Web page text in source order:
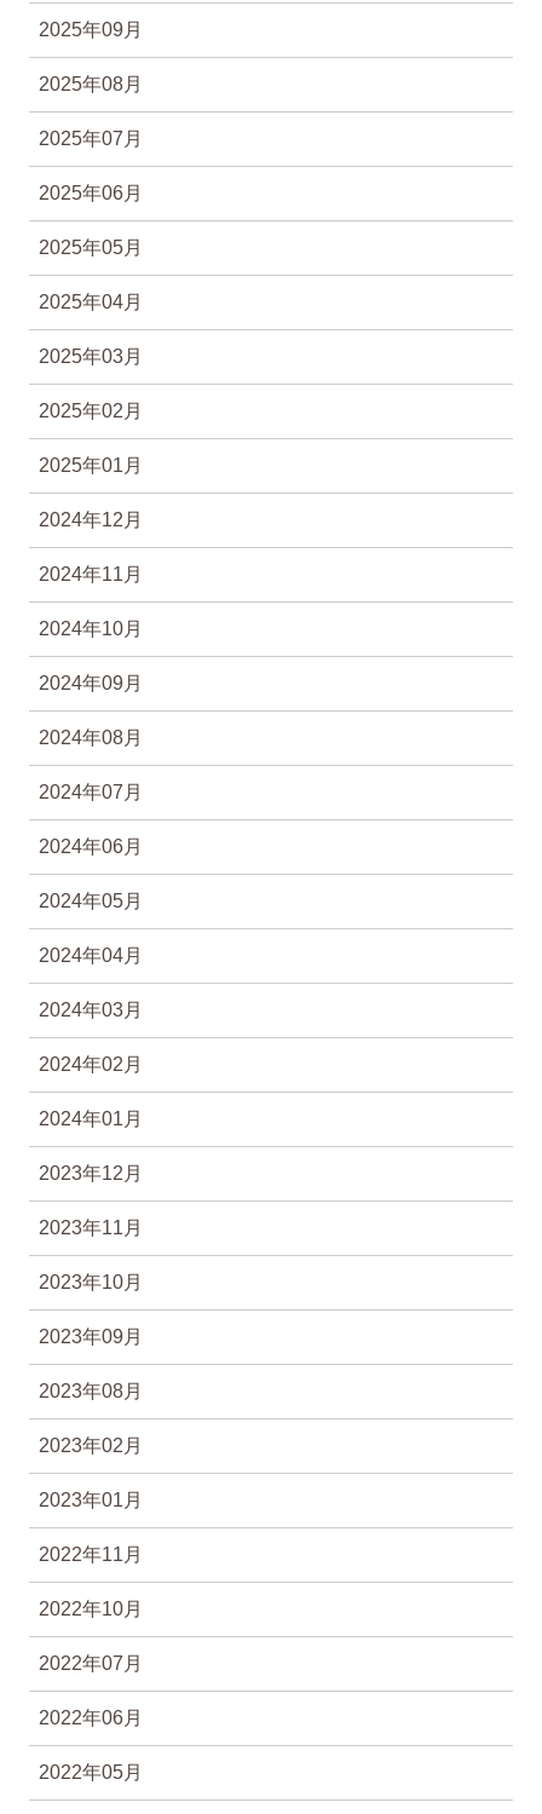
2025年09月
2025年08月
2025年07月
2025年06月
2025年05月
2025年04月
2025年03月
2025年02月
2025年01月
2024年12月
2024年11月
2024年10月
2024年09月
2024年08月
2024年07月
2024年06月
2024年05月
2024年04月
2024年03月
2024年02月
2024年01月
2023年12月
2023年11月
2023年10月
2023年09月
2023年08月
2023年02月
2023年01月
2022年11月
2022年10月
2022年07月
2022年06月
2022年05月